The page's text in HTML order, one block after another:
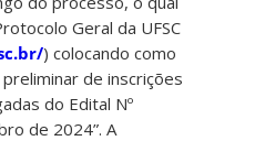
Geral da UFSC
) colocando como
de inscrições
do Edital Nº
de 2024”. A